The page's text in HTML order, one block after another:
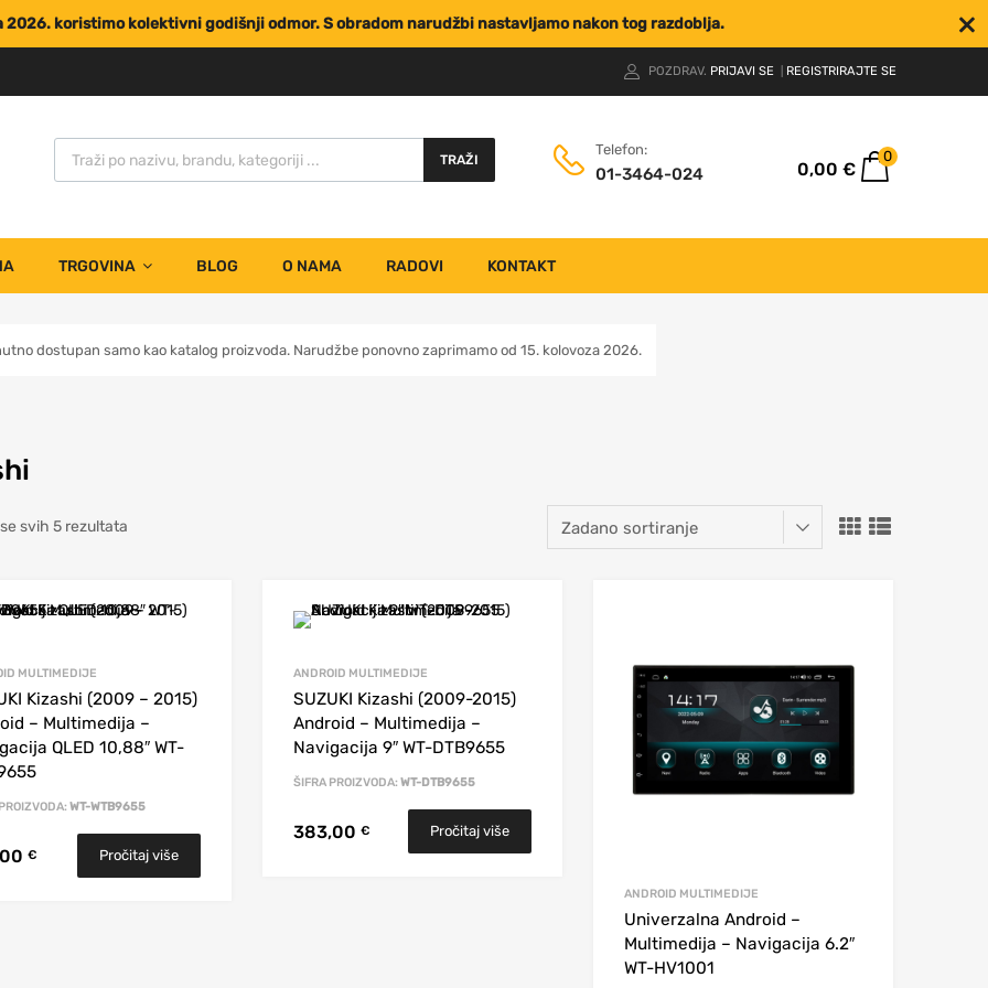
2026. koristimo kolektivni godišnji odmor. S obradom narudžbi nastavljamo nakon tog razdoblja.
POZDRAV. PRIJAVI SE REGISTRIRAJTE SE
TRAŽI
Telefon:
01-3464-024 0,00 €
0
TRGOVINA BLOG O NAMA RADOVI KONTAKT
dostupan samo kao katalog proizvoda. Narudžbe ponovno zaprimamo od 15. kolovoza 2026.
svih 5 rezultata
MULTIMEDIJE
Kizashi (2009 – 2015)
– Multimedija –
QLED 10,88″ WT-
WT-WTB9655
€ Pročitaj više
ANDROID MULTIMEDIJE
SUZUKI Kizashi (2009-2015)
Android – Multimedija –
Navigacija 9″ WT-DTB9655
ŠIFRA PROIZVODA: WT-DTB9655
383,00 € Pročitaj više
ANDROID MULTIMEDIJE
Univerzalna Android –
Multimedija – Navigacija 6.2″
WT-HV1001